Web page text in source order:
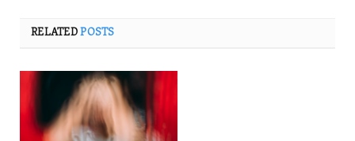
RELATEDPOSTS